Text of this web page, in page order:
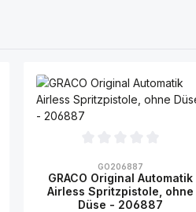
GO206887
GRACO Original Automatik
Airless Spritzpistole, ohne
Düse - 206887